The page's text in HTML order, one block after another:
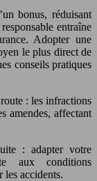
bonus, réduisant
entraîne
Adopter une
le plus direct de
conseils pratiques
: les infractions
amendes, affectant
: adapter votre
aux conditions
les accidents.